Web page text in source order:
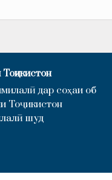
дар соҳаи об
Тоҷикистон
шуд